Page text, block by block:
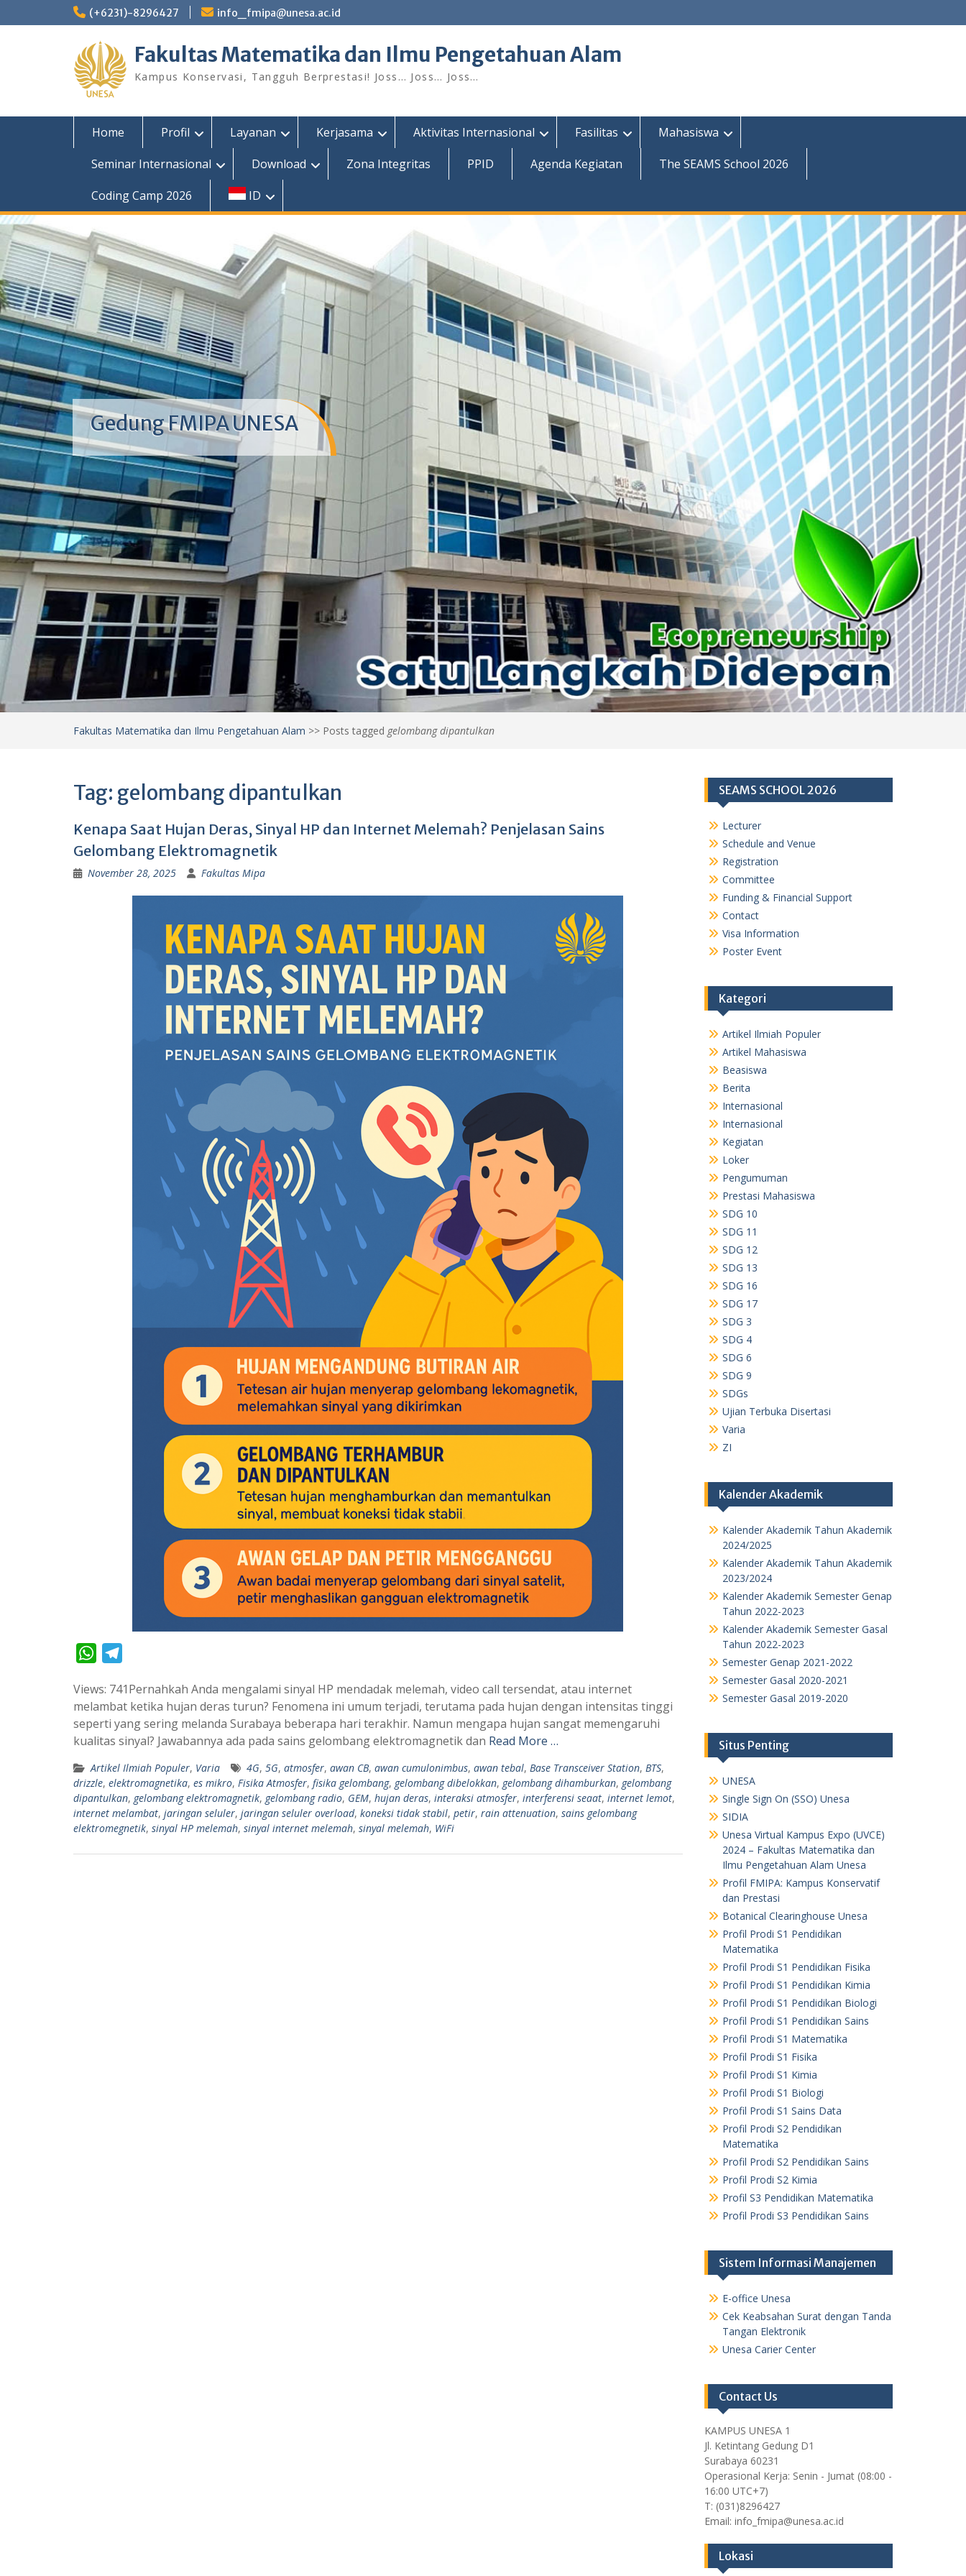
to
(+6231)-8296427 info_fmipa@unesa.ac.id
Fakultas Matematika dan Ilmu Pengetahuan Alam
Kampus Konservasi, Tangguh Berprestasi! Joss… Joss… Joss…
Home Profil Layanan Kerjasama Aktivitas Internasional Fasilitas
Mahasiswa
Seminar Internasional
Download Zona Integritas PPID Agenda Kegiatan
The SEAMS School 2026
Coding Camp 2026
ID
Gedung FMIPA UNESA
Fakultas Matematika dan Ilmu Pengetahuan Alam >> Posts tagged gelombang dipantulkan
Tag: gelombang dipantulkan
Kenapa Saat Hujan Deras, Sinyal HP dan Internet Melemah? Penjelasan Sains
Gelombang Elektromagnetik
November 28, 2025 Fakultas Mipa
W
a
t
s
p
p
l
e
g
a
m
Views: 741Pernahkah Anda mengalami sinyal HP mendadak melemah, video call tersendat, atau internet
melambat ketika hujan deras turun? Fenomena ini umum terjadi, terutama pada hujan dengan intensitas tinggi
seperti yang sering melanda Surabaya beberapa hari terakhir. Namun mengapa hujan sangat memengaruhi
kualitas sinyal? Jawabannya ada pada sains gelombang elektromagnetik dan Read More …
Artikel Ilmiah Populer, Varia 4G, 5G, atmosfer, awan CB, awan cumulonimbus, awan tebal, Base Transceiver Station, BTS,
drizzle, elektromagnetika, es mikro, Fisika Atmosfer, fisika gelombang, gelombang dibelokkan, gelombang dihamburkan, gelombang
dipantulkan, gelombang elektromagnetik, gelombang radio, GEM, hujan deras, interaksi atmosfer, interferensi seaat, internet lemot,
internet melambat, jaringan seluler, jaringan seluler overload, koneksi tidak stabil, petir, rain attenuation, sains gelombang
elektromegnetik, sinyal HP melemah, sinyal internet melemah, sinyal melemah, WiFi
SEAMS SCHOOL 2026
Lecturer
Schedule and Venue
Registration
Committee
Funding & Financial Support
Contact
Visa Information
Poster Event
Kategori
Artikel Ilmiah Populer
Artikel Mahasiswa
Beasiswa
Berita
Internasional
Internasional
Kegiatan
Loker
Pengumuman
Prestasi Mahasiswa
SDG 10
SDG 11
SDG 12
SDG 13
SDG 16
SDG 17
SDG 3
SDG 4
SDG 6
SDG 9
SDGs
Ujian Terbuka Disertasi
Varia
ZI
Kalender Akademik
Kalender Akademik Tahun Akademik
2024/2025
Kalender Akademik Tahun Akademik
2023/2024
Kalender Akademik Semester Genap
Tahun 2022-2023
Kalender Akademik Semester Gasal
Tahun 2022-2023
Semester Genap 2021-2022
Semester Gasal 2020-2021
Semester Gasal 2019-2020
Situs Penting
UNESA
Single Sign On (SSO) Unesa
SIDIA
Unesa Virtual Kampus Expo (UVCE)
2024 – Fakultas Matematika dan
Ilmu Pengetahuan Alam Unesa
Profil FMIPA: Kampus Konservatif
dan Prestasi
Botanical Clearinghouse Unesa
Profil Prodi S1 Pendidikan
Matematika
Profil Prodi S1 Pendidikan Fisika
Profil Prodi S1 Pendidikan Kimia
Profil Prodi S1 Pendidikan Biologi
Profil Prodi S1 Pendidikan Sains
Profil Prodi S1 Matematika
Profil Prodi S1 Fisika
Profil Prodi S1 Kimia
Profil Prodi S1 Biologi
Profil Prodi S1 Sains Data
Profil Prodi S2 Pendidikan
Matematika
Profil Prodi S2 Pendidikan Sains
Profil Prodi S2 Kimia
Profil S3 Pendidikan Matematika
Profil Prodi S3 Pendidikan Sains
Sistem Informasi Manajemen
E-office Unesa
Cek Keabsahan Surat dengan Tanda
Tangan Elektronik
Unesa Carier Center
Contact Us
KAMPUS UNESA 1
Jl. Ketintang Gedung D1
Surabaya 60231
Operasional Kerja: Senin - Jumat (08:00 -
16:00 UTC+7)
T: (031)8296427
Email: info_fmipa@unesa.ac.id
Lokasi